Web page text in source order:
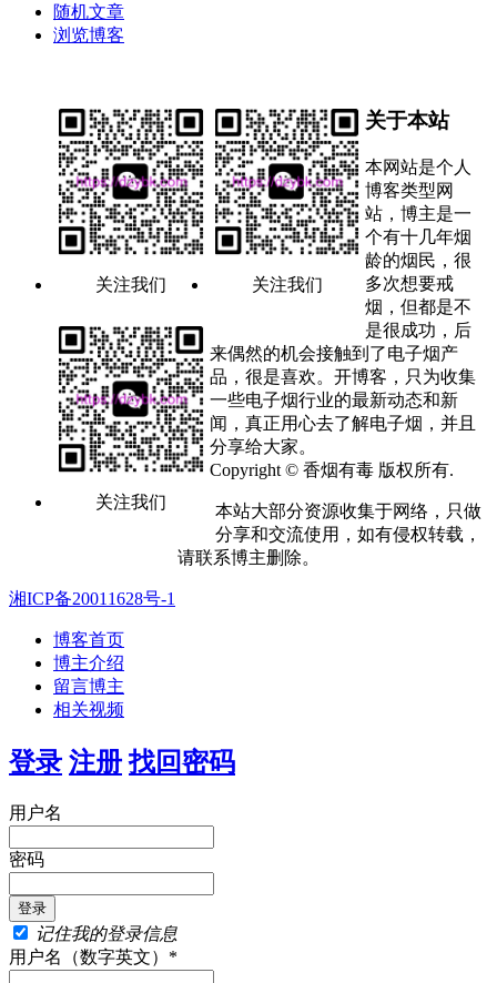
随机文章
浏览博客
关注我们 关注我们
关注我们
关于本站
本网站是个人
博客类型网
站，博主是一
个有十几年烟
龄的烟民，很
多次想要戒
烟，但都是不
是很成功，后
来偶然的机会接触到了电子烟产
品，很是喜欢。开博客，只为收集
一些电子烟行业的最新动态和新
闻，真正用心去了解电子烟，并且
分享给大家。
Copyright © 香烟有毒 版权所有.
本站大部分资源收集于网络，只做
分享和交流使用，如有侵权转载，
请联系博主删除。
湘ICP备20011628号-1
博客首页
博主介绍
留言博主
相关视频
登录 注册 找回密码
用户名
密码
记住我的登录信息
用户名（数字英文）*